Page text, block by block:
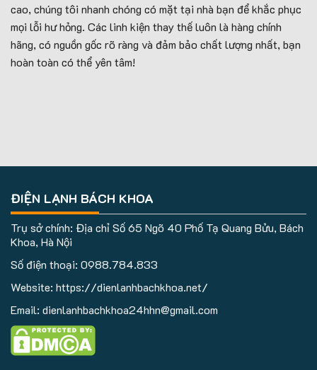
cao, chúng tôi nhanh chóng có mặt tại nhà bạn để khắc phục
mọi lỗi hư hỏng. Các linh kiện thay thế luôn là hàng chính
hãng, có nguồn gốc rõ ràng và đảm bảo chất lượng nhất, bạn
hoàn toàn có thể yên tâm!
ĐIỆN LẠNH BÁCH KHOA
Trụ sở chính: Địa chỉ Số 65 Ngõ 40 Phố Tạ Quang Bửu, Bách
Khoa, Hà Nội
Số điện thoại: 0988.784.833
Website: https://dienlanhbachkhoa.net/
Email: dienlanhbachkhoa24hhn@gmail.com